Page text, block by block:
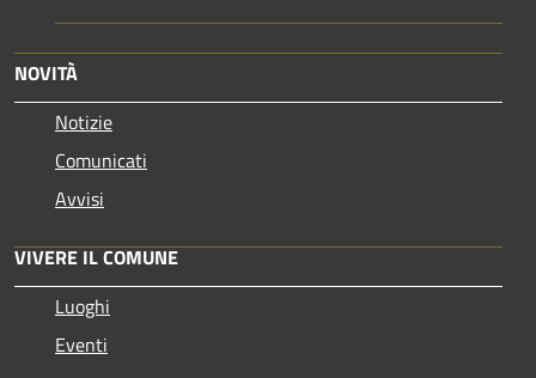
NOVITÀ
Notizie
Comunicati
Avvisi
VIVERE IL COMUNE
Luoghi
Eventi